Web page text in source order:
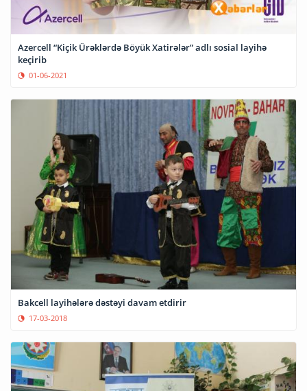
Azercell “Kiçik Ürəklərdə Böyük Xatirələr” adlı sosial layihə
keçirib
01-06-2021
Bakcell layihələrə dəstəyi davam etdirir
17-03-2018